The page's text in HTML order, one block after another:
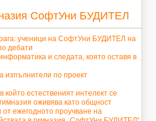
СофтУни БУДИТЕЛ
ученици на СофтУни БУДИТЕЛ на
дебати
и следата, която оставя в
изпълнители по проект
естественият интелект се
оживява като общност
ежегодното проучване на